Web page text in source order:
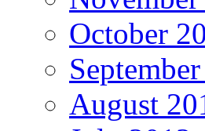
October
August